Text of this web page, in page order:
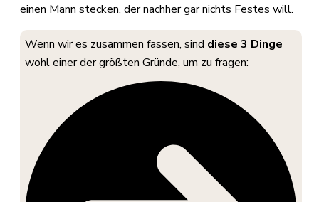
einen Mann stecken, der nachher gar nichts Festes will.
Wenn wir es zusammen fassen, sind diese 3 Dinge
wohl einer der größten Gründe, um zu fragen: